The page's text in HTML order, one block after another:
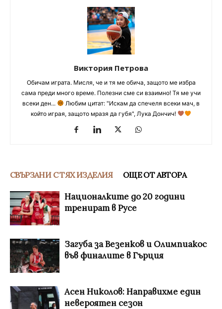
Виктория Петрова
Обичам играта. Мисля, че и тя ме обича, защото ме избра
сама преди много време. Полезни сме си взаимно! Тя ме учи
всеки ден...
Любим цитат: "Искам да спечеля всеки мач, в
който играя, защото мразя да губя", Лука Дончич!
СВЪРЗАНИ С ТЯХ ИЗДЕЛИЯ ОЩЕ ОТ АВТОРА
Националките до 20 години
тренират в Русе
Загуба за Везенков и Олимпиакос
във финалите в Гърция
Асен Николов: Направихме един
невероятен сезон